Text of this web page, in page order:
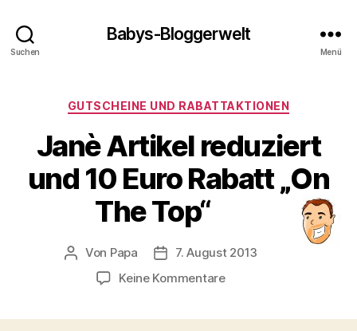
Suchen
Babys-Bloggerwelt
Menü
Kategorien
GUTSCHEINE UND RABATTAKTIONEN
Janè Artikel reduziert
und 10 Euro Rabatt „On
The Top“
Beitragsautor
Von Papa Veröffentlichungsdatum
7. August 2013
Keine Kommentarezu